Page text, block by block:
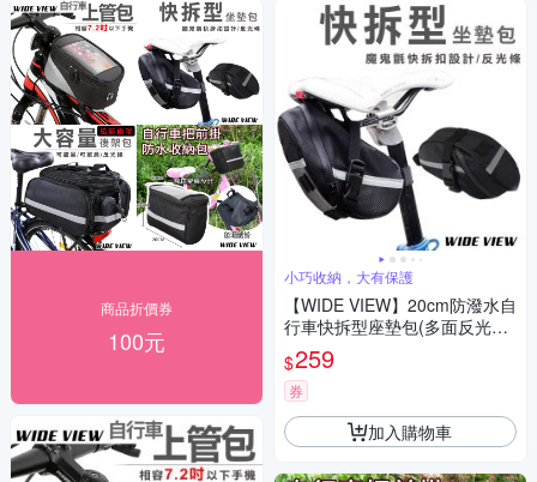
商品折價券
100元
小巧收納，大有保護
【WIDE VIEW】20cm防潑水自
行車快拆型座墊包(多面反光條
座墊袋 自行車後包 自行車袋 單
車座墊/0151)
$259
券
加入購物車